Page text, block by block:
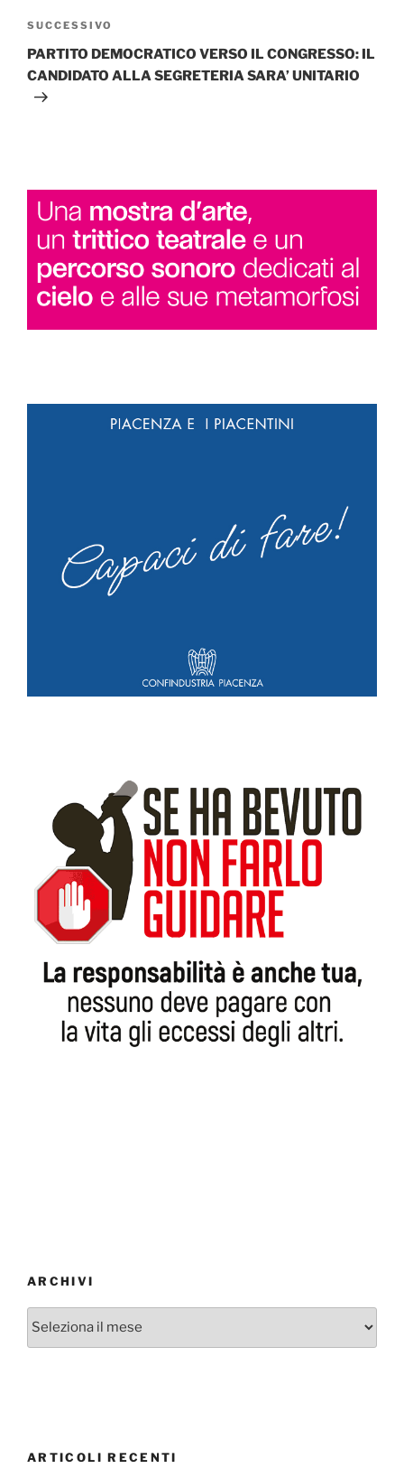
Articolo
successivo
SUCCESSIVO
PARTITO DEMOCRATICO VERSO IL CONGRESSO: IL
CANDIDATO ALLA SEGRETERIA SARA’ UNITARIO
ARCHIVI
Archivi
ARTICOLI RECENTI